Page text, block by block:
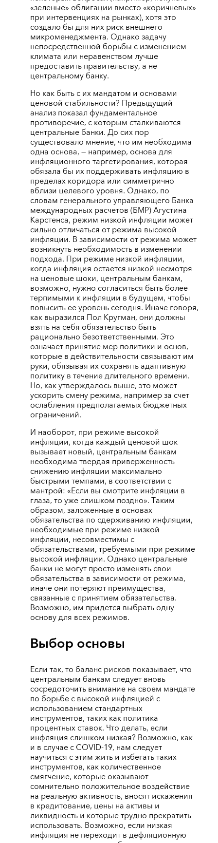
«зеленые» облигации вместо «коричневых»
при интервенциях на рынках), хотя это
создало бы для них риск внешнего
микроменеджмента. Однако задачу
непосредственной борьбы с изменением
климата или неравенством лучше
предоставить правительству, а не
центральному банку.
Но как быть с их мандатом и основами
ценовой стабильности? Предыдущий
анализ показал фундаментальное
противоречие, с которым сталкиваются
центральные банки. До сих пор
существовало мнение, что им необходима
одна основа, — например, основа для
инфляционного таргетирования, которая
обязала бы их поддерживать инфляцию в
пределах коридора или симметрично
вблизи целевого уровня. Однако, по
словам генерального управляющего Банка
международных расчетов (БМР) Агустина
Карстенса, режим низкой инфляции может
сильно отличаться от режима высокой
инфляции. В зависимости от режима может
возникнуть необходимость в изменении
подхода. При режиме низкой инфляции,
когда инфляция остается низкой несмотря
на ценовые шоки, центральным банкам,
возможно, нужно согласиться быть более
терпимыми к инфляции в будущем, чтобы
повысить ее уровень сегодня. Иначе говоря,
как выразился Пол Кругман, они должны
взять на себя обязательство быть
рационально безответственными. Это
означает принятие мер политики и основ,
которые в действительности связывают им
руки, обязывая их сохранять адаптивную
политику в течение длительного времени.
Но, как утверждалось выше, это может
ускорить смену режима, например за счет
ослабления предполагаемых бюджетных
ограничений.
И наоборот, при режиме высокой
инфляции, когда каждый ценовой шок
вызывает новый, центральным банкам
необходима твердая приверженность
снижению инфляции максимально
быстрыми темпами, в соответствии с
мантрой: «Если вы смотрите инфляции в
глаза, то уже слишком поздно». Таким
образом, заложенные в основах
обязательства по сдерживанию инфляции,
необходимые при режиме низкой
инфляции, несовместимы с
обязательствами, требуемыми при режиме
высокой инфляции. Однако центральные
банки не могут просто изменять свои
обязательства в зависимости от режима,
иначе они потеряют преимущества,
связанные с принятием обязательства.
Возможно, им придется выбрать одну
основу для всех режимов.
Выбор основы
Если так, то баланс рисков показывает, что
центральным банкам следует вновь
сосредоточить внимание на своем мандате
по борьбе с высокой инфляцией с
использованием стандартных
инструментов, таких как политика
процентных ставок. Что делать, если
инфляция слишком низкая? Возможно, как
и в случае с COVID-19, нам следует
научиться с этим жить и избегать таких
инструментов, как количественное
смягчение, которые оказывают
сомнительно положительное воздействие
на реальную активность, вносят искажения
в кредитование, цены на активы и
ликвидность и которые трудно прекратить
использовать. Возможно, если низкая
инфляция не переходит в дефляционную